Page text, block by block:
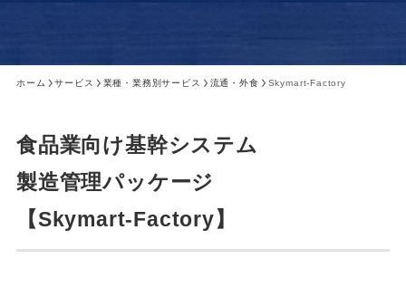
ホーム サービス 業種・業務別サービス 流通・外食 Skymart-Factory
食品業向け基幹システム
製造管理パッケージ
【Skymart-Factory】